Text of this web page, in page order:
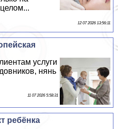
12 07 2026 13:56:11
услуги
нянь
11 07 2026 5:58:31
ребёнка